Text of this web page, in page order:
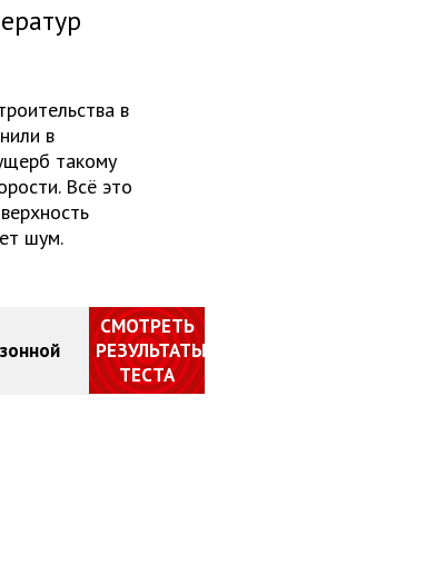
в
в
такому
Всё это
шум.
СМОТРЕТЬ
РЕЗУЛЬТАТЫ
ТЕСТА